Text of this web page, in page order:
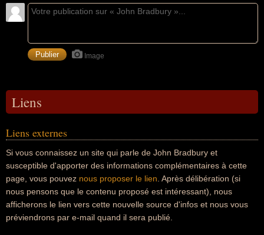
Image
Liens
Liens externes
Si vous connaissez un site qui parle de John Bradbury et
susceptible d'apporter des informations complémentaires à cette
page, vous pouvez nous proposer le lien . Après délibération (si
nous pensons que le contenu proposé est intéressant), nous
afficherons le lien vers cette nouvelle source d'infos et nous vous
préviendrons par e-mail quand il sera publié.